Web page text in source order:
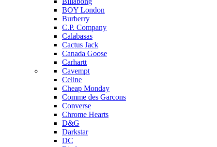
BOY London
Burberry
C.P. Company
Calabasas
Cactus Jack
Canada Goose
Carhartt
Cavempt
Celine
Cheap Monday
Comme des Garcons
Converse
Chrome Hearts
D&G
Darkstar
DC